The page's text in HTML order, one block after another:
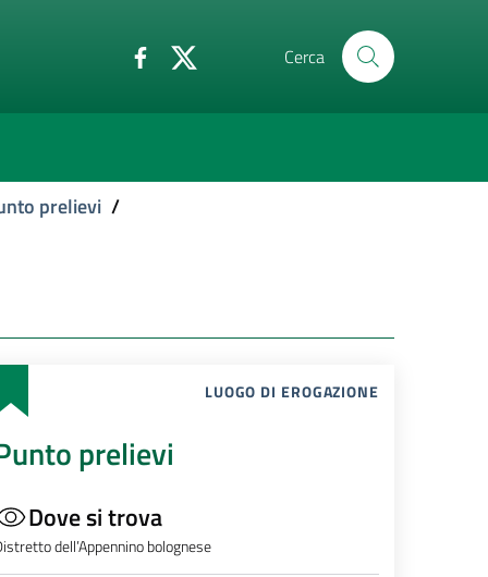
Cerca
prelievi /
LUOGO DI EROGAZIONE
prelievi
Dove si trova
dell’Appennino bolognese